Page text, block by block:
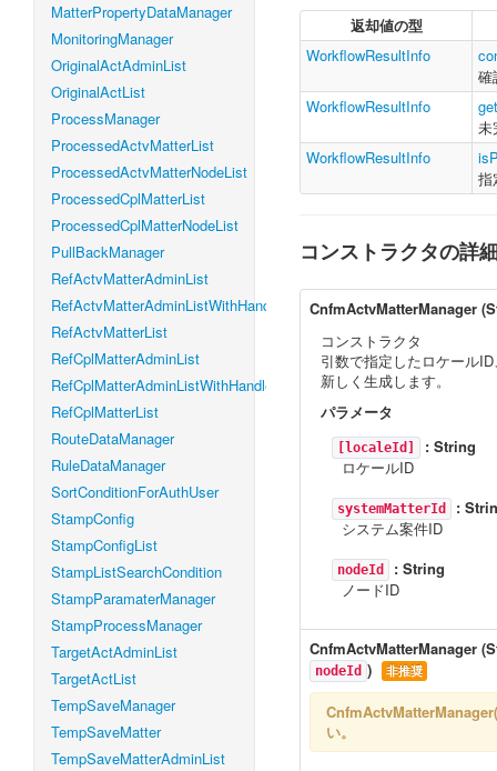
MatterPropertyDataManager
MonitoringManager
OriginalActAdminList
OriginalActList
ProcessManager
ProcessedActvMatterList
ProcessedActvMatterNodeList
ProcessedCplMatterList
ProcessedCplMatterNodeList
PullBackManager
RefActvMatterAdminList
RefActvMatterAdminListWithHandleLevel
RefActvMatterList
RefCplMatterAdminList
RefCplMatterAdminListWithHandleLevel
RefCplMatterList
RouteDataManager
RuleDataManager
SortConditionForAuthUser
StampConfig
StampConfigList
StampListSearchCondition
StampParamaterManager
StampProcessManager
TargetActAdminList
TargetActList
TempSaveManager
TempSaveMatter
TempSaveMatterAdminList
返却値の型
WorkflowResultInfo
確
WorkflowResultInfo
未
WorkflowResultInfo
指
コンストラクタの詳
CnfmActvMatterManager (
コンストラクタ
引数で指定したロケール
新しく生成します。
パラメータ
[localeId] : String
ロケールID
systemMatterId :
システム案件ID
nodeId : String
ノードID
CnfmActvMatterManager (
nodeId ) 非推奨
い。